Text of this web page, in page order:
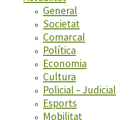
General
Societat
Comarcal
Política
Economia
Cultura
Policial – Judicial
Esports
Mobilitat